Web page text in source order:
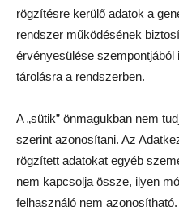
rögzítésre kerülő adatok a
rendszer működésének
érvényesülése szempontjából
tárolásra a rendszerben.
A „sütik” önmagukban nem
szerint azonosítani. Az
rögzített adatokat egyéb
nem kapcsolja össze, ilyen
felhasználó nem azonosítható.